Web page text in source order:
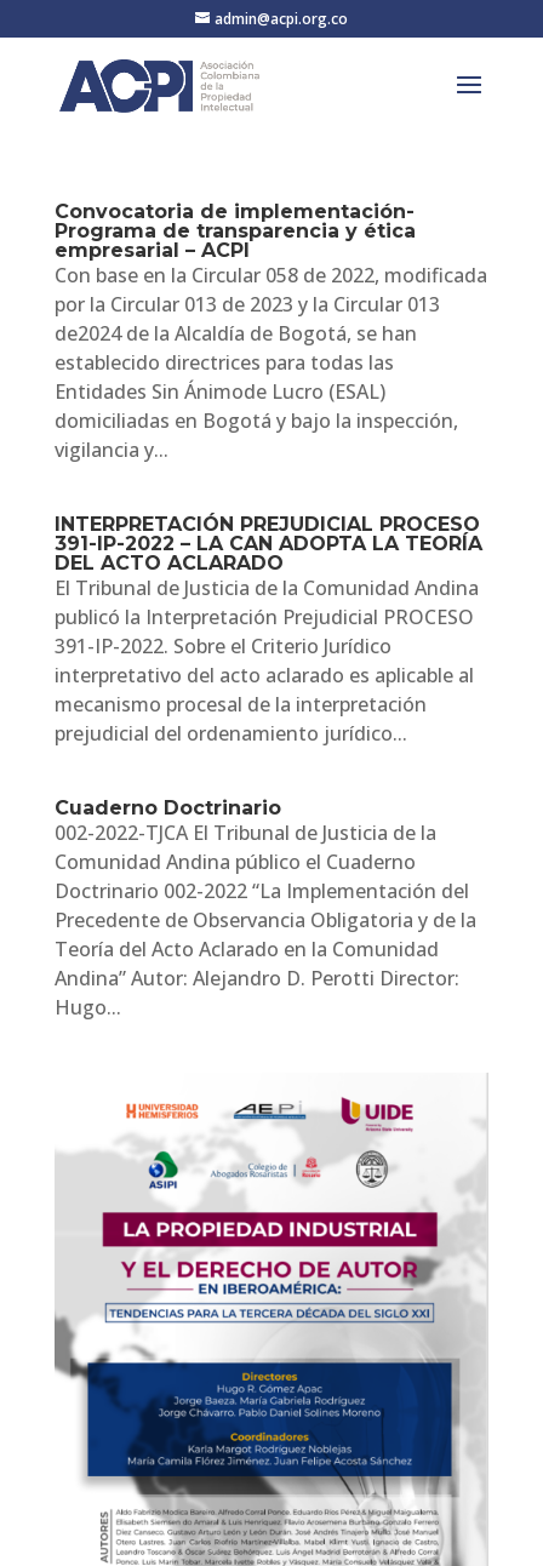
admin@acpi.org.co
Convocatoria de implementación-
Programa de transparencia y ética
empresarial – ACPI
Con base en la Circular 058 de 2022, modificada
por la Circular 013 de 2023 y la Circular 013
de2024 de la Alcaldía de Bogotá, se han
establecido directrices para todas las
Entidades Sin Ánimode Lucro (ESAL)
domiciliadas en Bogotá y bajo la inspección,
vigilancia y...
INTERPRETACIÓN PREJUDICIAL PROCESO
391-IP-2022 – LA CAN ADOPTA LA TEORÍA
DEL ACTO ACLARADO
El Tribunal de Justicia de la Comunidad Andina
publicó la Interpretación Prejudicial PROCESO
391-IP-2022. Sobre el Criterio Jurídico
interpretativo del acto aclarado es aplicable al
mecanismo procesal de la interpretación
prejudicial del ordenamiento jurídico...
Cuaderno Doctrinario
002-2022-TJCA El Tribunal de Justicia de la
Comunidad Andina público el Cuaderno
Doctrinario 002-2022 “La Implementación del
Precedente de Observancia Obligatoria y de la
Teoría del Acto Aclarado en la Comunidad
Andina” Autor: Alejandro D. Perotti Director:
Hugo...